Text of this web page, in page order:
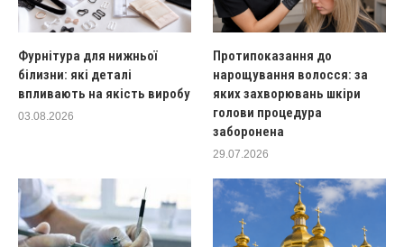
Фурнітура для нижньої
білизни: які деталі
впливають на якість виробу
03.08.2026
Протипоказання до
нарощування волосся: за
яких захворювань шкіри
голови процедура
заборонена
29.07.2026